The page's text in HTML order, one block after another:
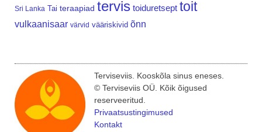
Sri Lanka Tai teraapiad tervis toiduretsept toit
vulkaanisaar värvid vääriskivid õnn
Terviseviis. Kooskõla sinus eneses.
© Terviseviis OÜ. Kõik õigused
reserveeritud.
Privaatsustingimused
Kontakt